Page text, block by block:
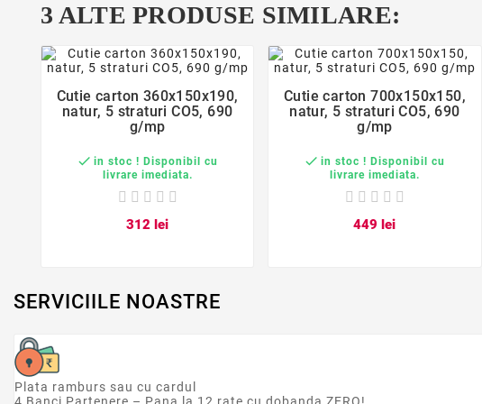
3 ALTE PRODUSE SIMILARE:

Cutie carton 360x150x190,
natur, 5 straturi CO5, 690
g/mp
 in stoc ! Disponibil cu
livrare imediata.
312 lei

Cutie carton 700x150x150,
natur, 5 straturi CO5, 690
g/mp
 in stoc ! Disponibil cu
livrare imediata.
449 lei
SERVICIILE NOASTRE
Plata ramburs sau cu cardul